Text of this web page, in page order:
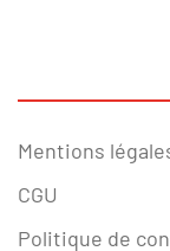
Mentions
CGU
Politique de